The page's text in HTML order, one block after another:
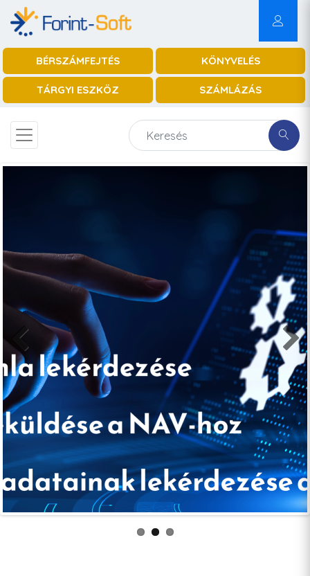
BÉRSZÁMFEJTÉS KÖNYVELÉS
TÁRGYI ESZKÖZ SZÁMLÁZÁS